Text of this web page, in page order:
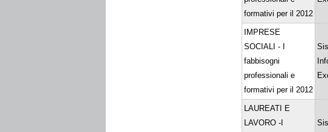
formativi per il 2012
IMPRESE
SOCIALI - I
fabbisogni
professionali e
formativi per il 2012
LAUREATI E
LAVORO -I